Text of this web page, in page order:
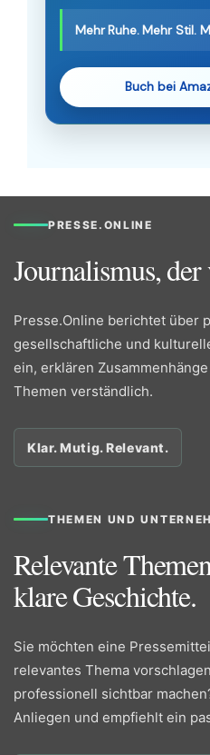
Mehr Ruhe. Mehr Stil.
Buch bei
PRESSE.ONLINE
Journalismus,
Presse.Online berichtet über
gesellschaftliche und
ein, erklären
Themen verständlich.
Klar. Mutig. Relevant.
THEMEN UND
Relevante
klare Geschichte.
Sie möchten eine
relevantes Thema
professionell sichtbar
Anliegen und empfiehlt ein